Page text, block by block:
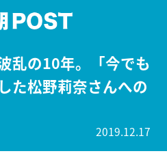
乱の10年。「今でも
た松野莉奈さんへの
2019.12.17